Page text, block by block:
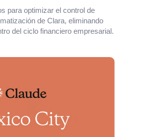
para optimizar el control de
de Clara, eliminando
del ciclo financiero empresarial.